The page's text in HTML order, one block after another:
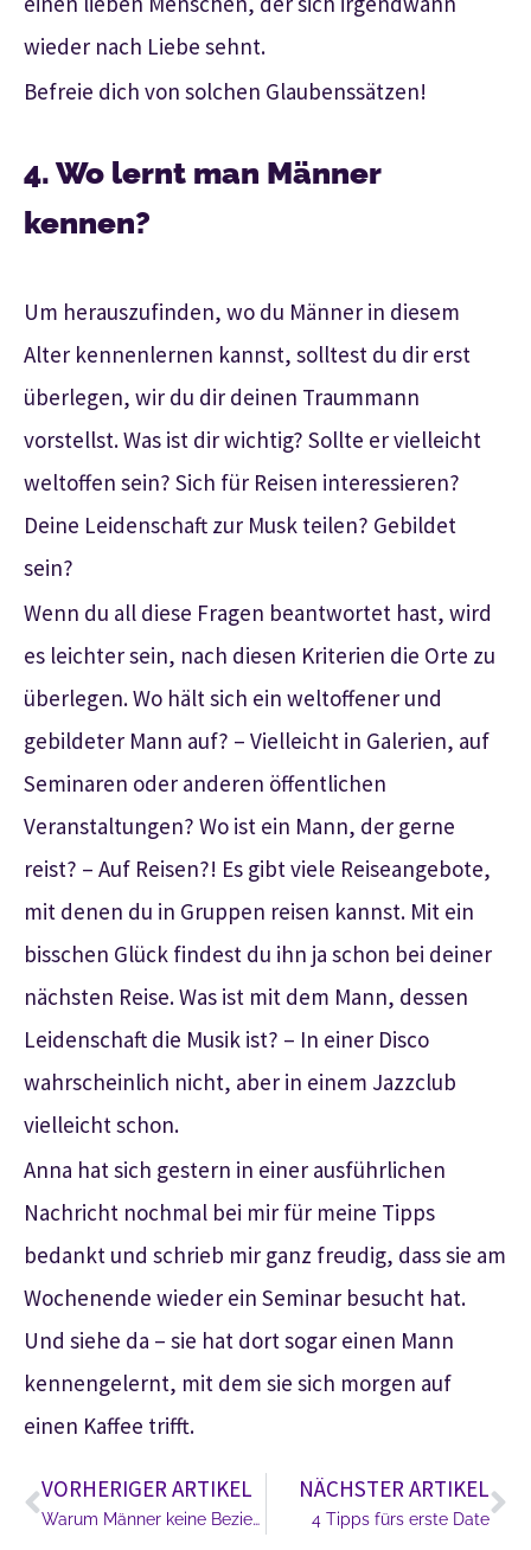
wieder nach Liebe sehnt.
Befreie dich von solchen Glaubenssätzen!
4. Wo lernt man Männer
kennen?
Um herauszufinden, wo du Männer in diesem
Alter kennenlernen kannst, solltest du dir erst
überlegen, wir du dir deinen Traummann
vorstellst. Was ist dir wichtig? Sollte er vielleicht
weltoffen sein? Sich für Reisen interessieren?
Deine Leidenschaft zur Musk teilen? Gebildet
sein?
Wenn du all diese Fragen beantwortet hast, wird
es leichter sein, nach diesen Kriterien die Orte zu
überlegen. Wo hält sich ein weltoffener und
gebildeter Mann auf? – Vielleicht in Galerien, auf
Seminaren oder anderen öffentlichen
Veranstaltungen? Wo ist ein Mann, der gerne
reist? – Auf Reisen?! Es gibt viele Reiseangebote,
mit denen du in Gruppen reisen kannst. Mit ein
bisschen Glück findest du ihn ja schon bei deiner
nächsten Reise. Was ist mit dem Mann, dessen
Leidenschaft die Musik ist? – In einer Disco
wahrscheinlich nicht, aber in einem Jazzclub
vielleicht schon.
Anna hat sich gestern in einer ausführlichen
Nachricht nochmal bei mir für meine Tipps
bedankt und schrieb mir ganz freudig, dass sie am
Wochenende wieder ein Seminar besucht hat.
Und siehe da – sie hat dort sogar einen Mann
kennengelernt, mit dem sie sich morgen auf
einen Kaffee trifft.
VORHERIGER ARTIKEL
Warum Männer keine Beziehung wollen
NÄCHSTER ARTIKEL
4 Tipps fürs erste Date